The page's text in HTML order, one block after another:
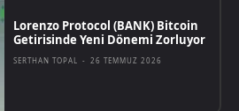
Lorenzo Protocol (BANK) Bitcoin
Getirisinde Yeni Dönemi Zorluyor
SERTHAN TOPAL - 26 TEMMUZ 2026